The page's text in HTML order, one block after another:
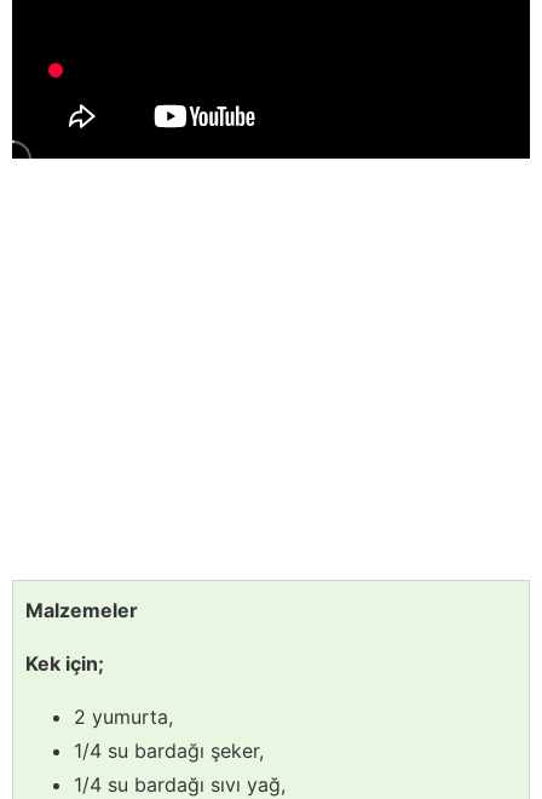
Malzemeler
Kek için;
2 yumurta,
1/4 su bardağı şeker,
1/4 su bardağı sıvı yağ,